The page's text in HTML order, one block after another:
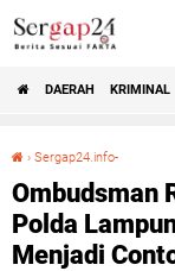
DAERAH KRIMINAL
› Sergap24.info-
Ombudsman
Polda
Menjadi